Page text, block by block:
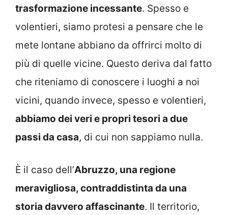
trasformazione incessante. Spesso e
volentieri, siamo protesi a pensare che le
mete lontane abbiano da offrirci molto di
più di quelle vicine. Questo deriva dal fatto
che riteniamo di conoscere i luoghi a noi
vicini, quando invece, spesso e volentieri,
abbiamo dei veri e propri tesori a due
passi da casa, di cui non sappiamo nulla.
È il caso dell’Abruzzo, una regione
meravigliosa, contraddistinta da una
storia davvero affascinante. Il territorio,